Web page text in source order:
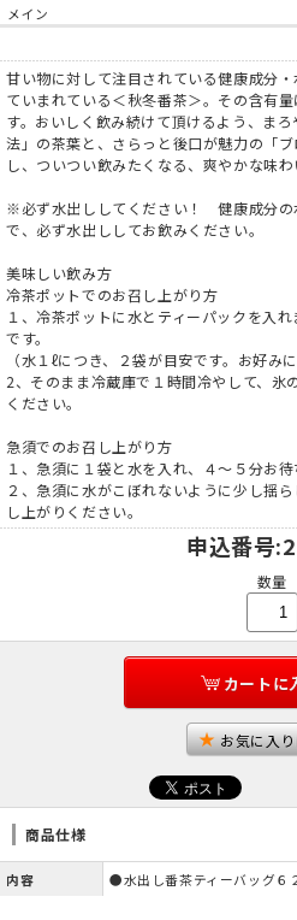
メイン
甘い物に対して注目されている健康成分
ていまれている＜秋冬番茶＞。その含有
す。おいしく飲み続けて頂けるよう、ま
法」の茶葉と、さらっと後口が魅力の「
し、ついつい飲みたくなる、爽やかな味わ
※必ず水出ししてください！ 健康成分の
で、必ず水出ししてお飲みください。
美味しい飲み方
冷茶ポットでのお召し上がり方
１、冷茶ポットに水とティーパックを入
です。
（水１ℓにつき、２袋が目安です。お好み
2、そのまま冷蔵庫で１時間冷やして、氷
ください。
急須でのお召し上がり方
１、急須に１袋と水を入れ、４～５分お待
２、急須に水がこぼれないように少し揺
し上がりください。
申込番号
数量
カートに
お気に入
商品仕様
内容 ●水出し番茶ティーバッグ６